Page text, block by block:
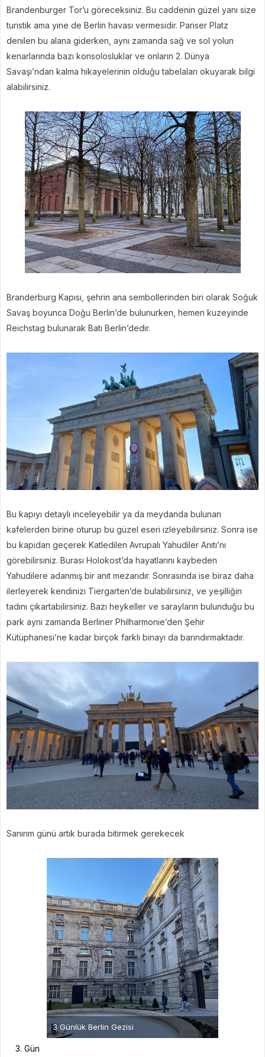
Brandenburger Tor’u göreceksiniz. Bu caddenin güzel yanı size
turistik ama yine de Berlin havası vermesidir. Pariser Platz
denilen bu alana giderken, aynı zamanda sağ ve sol yolun
kenarlarında bazı konsolosluklar ve onların 2. Dünya
Savaşı’ndan kalma hikayelerinin olduğu tabelaları okuyarak bilgi
alabilirsiniz.
Branderburg Kapısı, şehrin ana sembollerinden biri olarak Soğuk
Savaş boyunca Doğu Berlin’de bulunurken, hemen kuzeyinde
Reichstag bulunarak Batı Berlin’dedir.
Bu kapıyı detaylı inceleyebilir ya da meydanda bulunan
kafelerden birine oturup bu güzel eseri izleyebilirsiniz. Sonra ise
bu kapıdan geçerek Katledilen Avrupalı Yahudiler Anıtı’nı
görebilirsiniz. Burası Holokost’da hayatlarını kaybeden
Yahudilere adanmış bir anıt mezarıdır. Sonrasında ise biraz daha
ilerleyerek kendinizi Tiergarten’de bulabilirsiniz, ve yeşilliğin
tadını çıkartabilirsiniz. Bazı heykeller ve sarayların bulunduğu bu
park aynı zamanda Berliner Philharmonie’den Şehir
Kütüphanesi’ne kadar birçok farklı binayı da barındırmaktadır.
Sanırım günü artık burada bitirmek gerekecek
3 Günlük Berlin Gezisi
Gün